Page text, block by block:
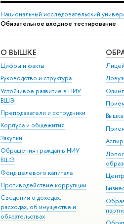
Национальный исследовательский
Обязательное входное тестирование
О ВЫШКЕ
Цифры и факты
Руководство и структура
Устойчивое развитие в НИУ
ВШЭ
Преподаватели и сотрудники
Корпуса и общежития
Закупки
Обращения граждан в НИУ
ВШЭ
Фонд целевого капитала
Противодействие коррупции
Сведения о доходах,
расходах, об имуществе и
обязательствах
Лицей